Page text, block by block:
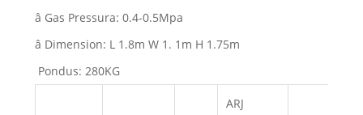
â Gas Pressura: 0.4-0.5Mpa
â Dimension: L 1.8m W 1. 1m H 1.75m
 Pondus: 280KG
ARJ